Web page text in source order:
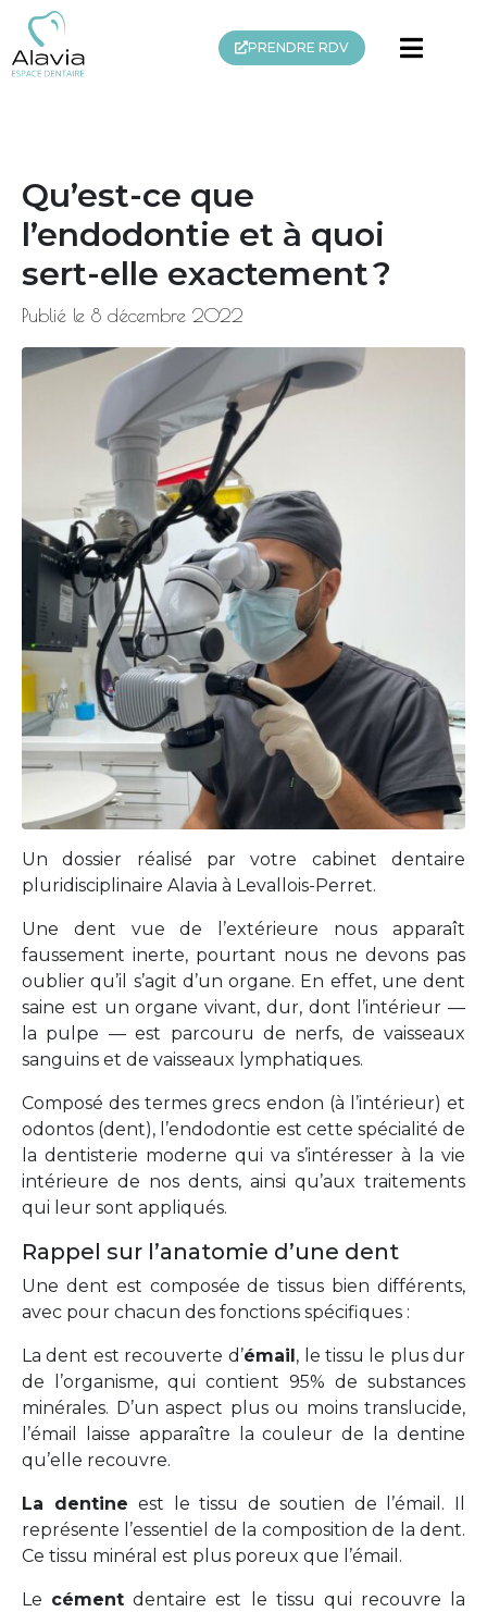
PRENDRE RDV
Qu’est-ce que
l’endodontie et à quoi
sert-elle exactement ?
Publié le 8 décembre 2022
Un dossier réalisé par votre cabinet dentaire
pluridisciplinaire Alavia à Levallois-Perret.
Une dent vue de l’extérieure nous apparaît
faussement inerte, pourtant nous ne devons pas
oublier qu’il s’agit d’un organe. En effet, une dent
saine est un organe vivant, dur, dont l’intérieur —
la pulpe — est parcouru de nerfs, de vaisseaux
sanguins et de vaisseaux lymphatiques.
Composé des termes grecs endon (à l’intérieur) et
odontos (dent), l’endodontie est cette spécialité de
la dentisterie moderne qui va s’intéresser à la vie
intérieure de nos dents, ainsi qu’aux traitements
qui leur sont appliqués.
Rappel sur l’anatomie d’une dent
Une dent est composée de tissus bien différents,
avec pour chacun des fonctions spécifiques :
La dent est recouverte d’émail , le tissu le plus dur
de l’organisme, qui contient 95% de substances
minérales. D’un aspect plus ou moins translucide,
l’émail laisse apparaître la couleur de la dentine
qu’elle recouvre.
La dentineest le tissu de soutien de l’émail. Il
représente l’essentiel de la composition de la dent.
Ce tissu minéral est plus poreux que l’émail.
Le cément dentaire est le tissu qui recouvre la